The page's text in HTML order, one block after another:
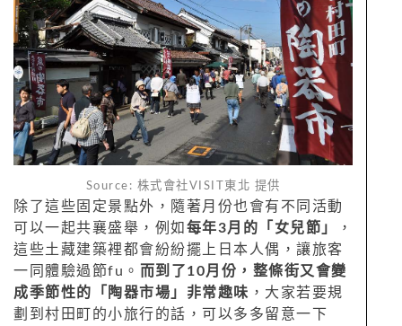
Source: 株式會社VISIT東北 提供
除了這些固定景點外，隨著月份也會有不同活動
可以一起共襄盛舉，例如 每年3月的「女兒節」
，
這些土藏建築裡都會紛紛擺上日本人偶，讓旅客
一同體驗過節fu。 而到了10月份，整條街又會變
成季節性的「陶器市場」非常趣味 ，大家若要規
劃到村田町的小旅行的話，可以多多留意一下